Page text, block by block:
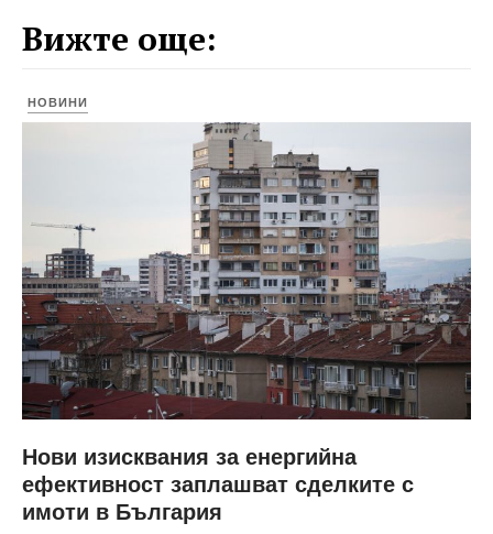
Вижте още:
НОВИНИ
Нови изисквания за енергийна
ефективност заплашват сделките с
имоти в България